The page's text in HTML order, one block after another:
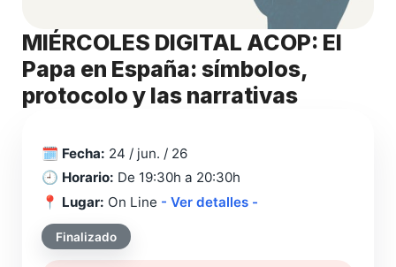
MIÉRCOLES DIGITAL ACOP: El
Papa en España: símbolos,
protocolo y las narrativas
🗓️ Fecha: 24 / jun. / 26
🕘 Horario: De 19:30h a 20:30h
📍 Lugar: On Line - Ver detalles -
Finalizado